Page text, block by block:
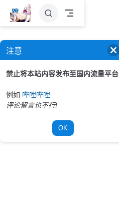
跳
至
內
注意
禁止将本站内容发布至国内流量平台
例如 哔哩哔哩
评论留言也不行!
OK